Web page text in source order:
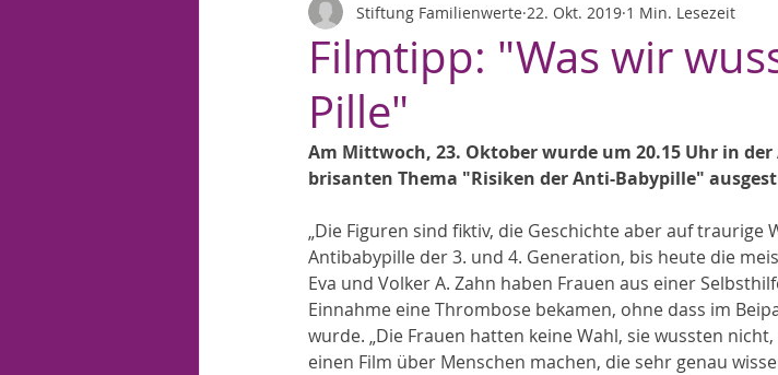
Kleinkind Fremdbetreuung Familienpolitik Werbung
Filmtipp: "Was wir
Pille"
Stiftung Familienwerte 22. Okt. 2019 1 Min. Lesezeit
Am Mittwoch, 23. Oktober wurde um 20.15 Uhr in
brisanten Thema "Risiken der Anti-Babypille"
„Die Figuren sind fiktiv, die Geschichte aber auf traurige
Antibabypille der 3. und 4. Generation, bis heute die
Eva und Volker A. Zahn haben Frauen aus einer
Einnahme eine Thrombose bekamen, ohne dass im
wurde. „Die Frauen hatten keine Wahl, sie wussten
einen Film über Menschen machen, die sehr genau